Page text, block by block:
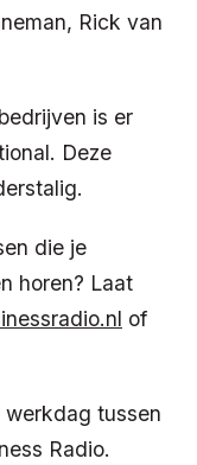
Rick van
is er
Deze
die je
horen? Laat
of
werkdag tussen
Radio.